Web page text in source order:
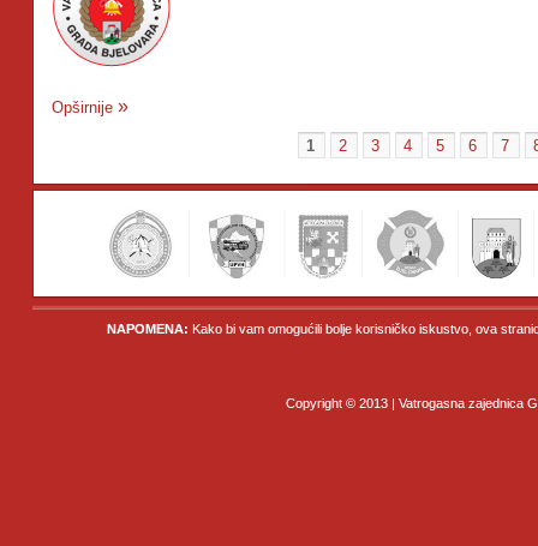
Opširnije
1 2 3 4 5 6 7
NAPOMENA: Kako bi vam omogućili bolje korisničko iskustvo, ova
Copyright © 2013 | Vatrogasna zajednica